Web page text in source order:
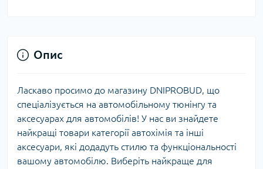
Опис
Ласкаво просимо до магазину DNIPROBUD, що
спеціалізується на автомобільному тюнінгу та
аксесуарах для автомобілів! У нас ви знайдете
найкращі товари категорії автохімія та інші
аксесуари, які додадуть стилю та функціональності
вашому автомобілю. Виберіть найкраще для